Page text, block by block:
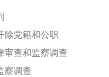
除党籍和公职
审查和监察调查
察调查